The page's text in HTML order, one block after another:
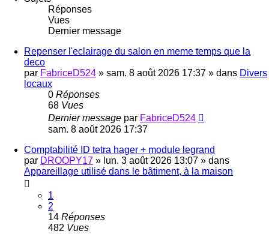
Réponses
Vues
Dernier message
Repenser l'eclairage du salon en meme temps que la
deco
par FabriceD524 » sam. 8 août 2026 17:37 » dans Divers
locaux
0 Réponses
68 Vues
Dernier message par FabriceD524
sam. 8 août 2026 17:37
Comptabilité ID tetra hager + module legrand
par DROOPY17 » lun. 3 août 2026 13:07 » dans
Appareillage utilisé dans le bâtiment, à la maison
1
2
14 Réponses
482 Vues